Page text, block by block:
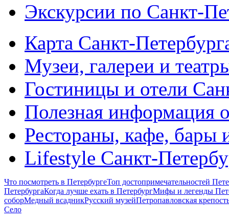
Экскурсии по Санкт-
Карта Санкт-
Музеи, галереи и
Гостиницы и отели
Полезная информация
Рестораны, кафе, бары
Lifestyle Санкт-
Что посмотреть в ПетербургеТоп достопримечательностей
ПетербургаКогда лучше ехать в ПетербургМифы и легенды
соборМедный всадникРусский музейПетропавловская
Село